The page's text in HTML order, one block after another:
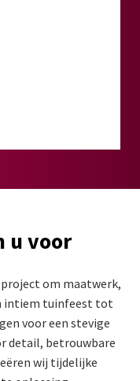
u voor
om maatwerk,
intiem tuinfeest tot
voor een stevige
detail, betrouwbare
wij tijdelijke